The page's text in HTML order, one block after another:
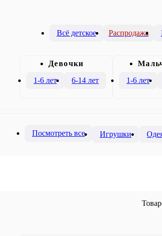
Всё детское Распродажа
Девочки
1-6 лет
6-14 лет
1-6 лет
Посмотреть все Игрушки